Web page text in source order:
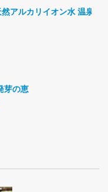
アルカリイオン水 温泉水
芽の恵